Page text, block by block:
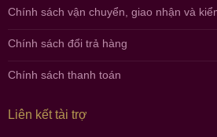
Chính sách vận chuyển, giao nhận và
Chính sách đổi trả hàng
Chính sách thanh toán
Liên kết tài trợ